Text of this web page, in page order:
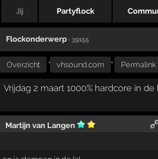
Jij Partyflock
Flockonderwerp · 39155
Overzicht " vhsound.com " Permalink
Vrijdag 2 maart 1000% hardcore in de
Martijn van Langen